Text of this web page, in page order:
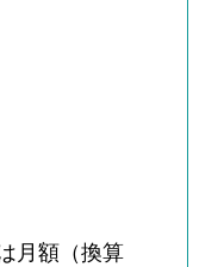
月額（換算